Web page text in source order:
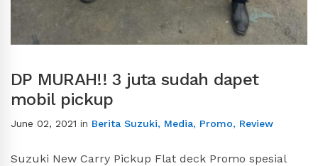
DP MURAH!! 3 juta sudah dapet
mobil pickup
June 02, 2021 in Berita Suzuki, Media, Promo, Review
Suzuki New Carry Pickup Flat deck Promo spesial